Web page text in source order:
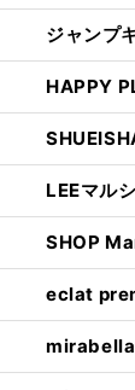
ジャンプ
HAPPY
LEEマル
SHOP
eclat
mirabella